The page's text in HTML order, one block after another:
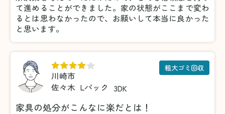
て進めることができました。家の状態がここまで変わ
るとは思わなかったので、お願いして本当に良かった
と思います。
川崎市
佐々木 Lパック 3DK
粗大ゴミ回収
家具の処分がこんなに楽だとは！